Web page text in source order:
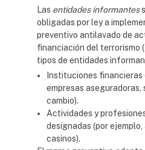
Las entidades informantes
obligadas por ley a
preventivo antilavado de
financiación del terrorismo
tipos de entidades
Instituciones financieras
empresas aseguradoras,
cambio).
Actividades y
designadas (por
casinos).